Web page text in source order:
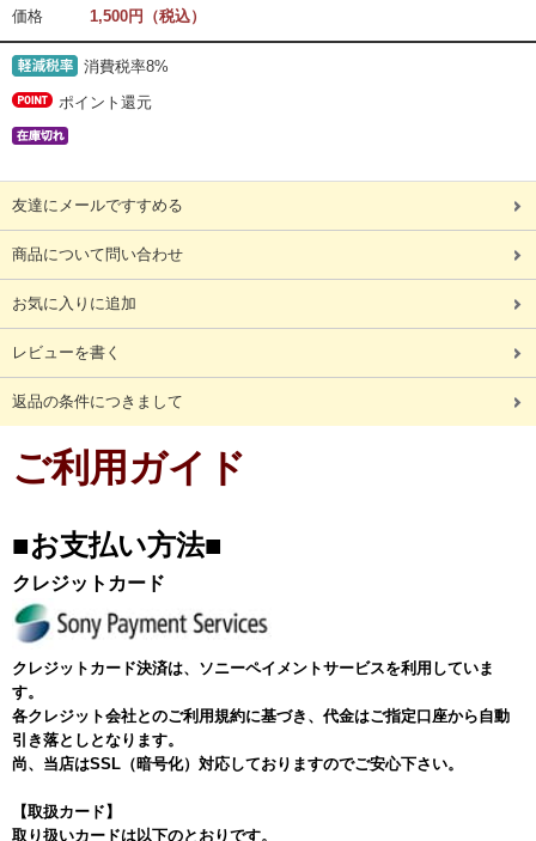
価格 1,500円（税込）
消費税率8%
ポイント還元
友達にメールですすめる
商品について問い合わせ
お気に入りに追加
レビューを書く
返品の条件につきまして
ご利用ガイド
■お支払い方法■
クレジットカード
クレジットカード決済は、ソニーペイメントサービスを利用していま
す。
各クレジット会社とのご利用規約に基づき、代金はご指定口座から自動
引き落としとなります。
尚、当店はSSL（暗号化）対応しておりますのでご安心下さい。
【取扱カード】
取り扱いカードは以下のとおりです。